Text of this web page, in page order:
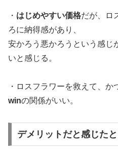
・ はじめやすい価格だが、ロ
ろに納得感があり、
安かろう悪かろうという感じ
いと感じる。
・ロスフラワーを救えて、か
winの関係がいい。
デメリットだと感じた